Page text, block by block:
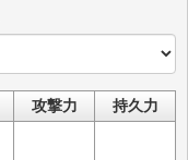
攻撃力 持久力